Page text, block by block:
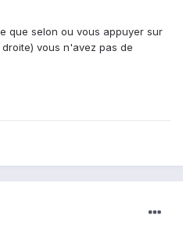
que selon ou vous appuyer sur
vous n'avez pas de